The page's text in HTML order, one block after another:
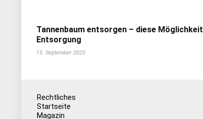
Tannenbaum entsorgen – diese
Entsorgung
15. September 2025
Rechtliches
Startseite
Magazin